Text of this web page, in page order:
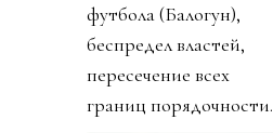
футбола (Балогун),
беспредел властей,
пересечение всех
границ порядочности.